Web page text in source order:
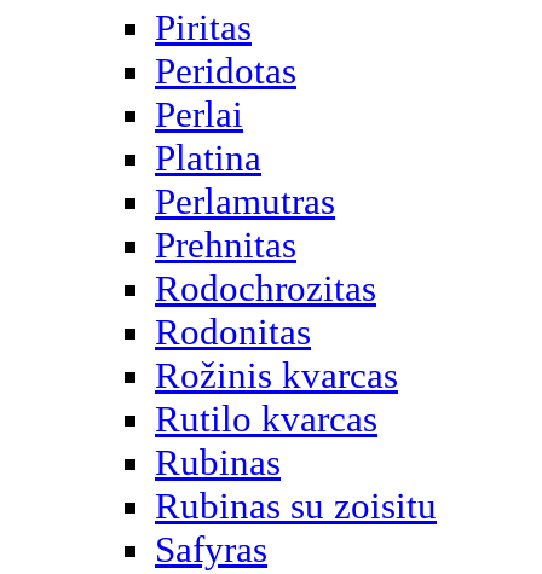
Piritas
Peridotas
Perlai
Platina
Perlamutras
Prehnitas
Rodochrozitas
Rodonitas
Rožinis kvarcas
Rutilo kvarcas
Rubinas
Rubinas su zoisitu
Safyras